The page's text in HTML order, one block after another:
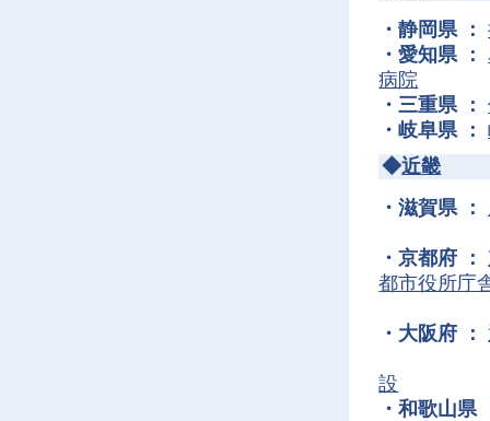
・静岡県 ：
・愛知県 ：
病院
・三重県 ：
・岐阜県 ：
◆近畿
・滋賀県 ：
・京都府 ：
都市役所庁
・大阪府 ：
設
・和歌山県